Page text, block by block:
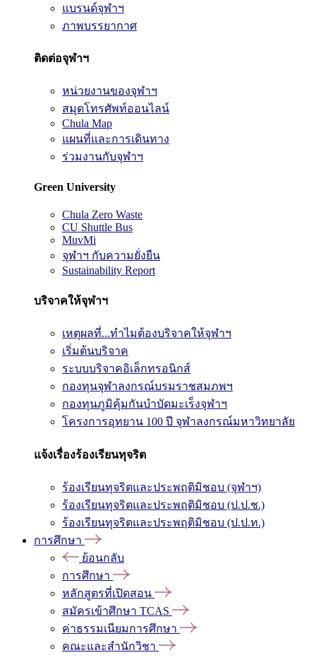
แบรนด์จุฬาฯ
ภาพบรรยากาศ
ติดต่อจุฬาฯ
หน่วยงานของจุฬาฯ
สมุดโทรศัพท์ออนไลน์
Chula Map
แผนที่และการเดินทาง
ร่วมงานกับจุฬาฯ
Green University
Chula Zero Waste
CU Shuttle Bus
MuvMi
จุฬาฯ กับความยั่งยืน
Sustainability Report
บริจาคให้จุฬาฯ
เหตุผลที่...ทำไมต้องบริจาคให้จุฬาฯ
เริ่มต้นบริจาค
ระบบบริจาคอิเล็กทรอนิกส์
กองทุนจุฬาลงกรณ์บรมราชสมภพฯ
กองทุนภูมิคุ้มกันบำบัดมะเร็งจุฬาฯ
โครงการอุทยาน 100 ปี จุฬาลงกรณ์มหาวิทยาลัย
แจ้งเรื่องร้องเรียนทุจริต
ร้องเรียนทุจริตและประพฤติมิชอบ (จุฬาฯ)
ร้องเรียนทุจริตและประพฤติมิชอบ (ป.ป.ช.)
ร้องเรียนทุจริตและประพฤติมิชอบ (ป.ป.ท.)
การศึกษา
ย้อนกลับ
การศึกษา
หลักสูตรที่เปิดสอน
สมัครเข้าศึกษา TCAS
ค่าธรรมเนียมการศึกษา
คณะและสำนักวิชา